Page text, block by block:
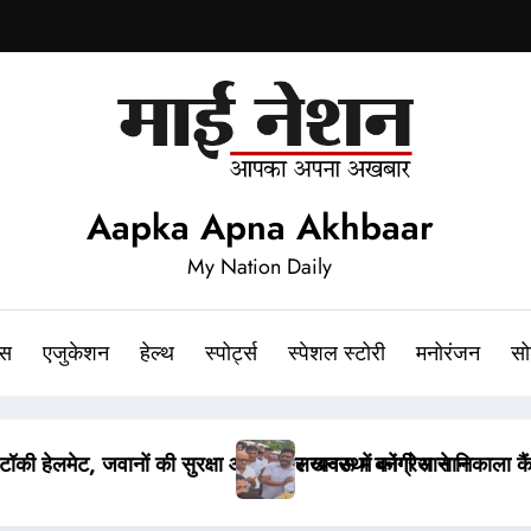
Aapka Apna Akhbaar
My Nation Daily
एजुकेशन हेल्थ स्पोर्ट्स स्पेशल स्टोरी मनोरंजन
मार्च, अजय राय की पुलिस से हुई बहसपेपर लीक संशोधन बिल पर मंत्री